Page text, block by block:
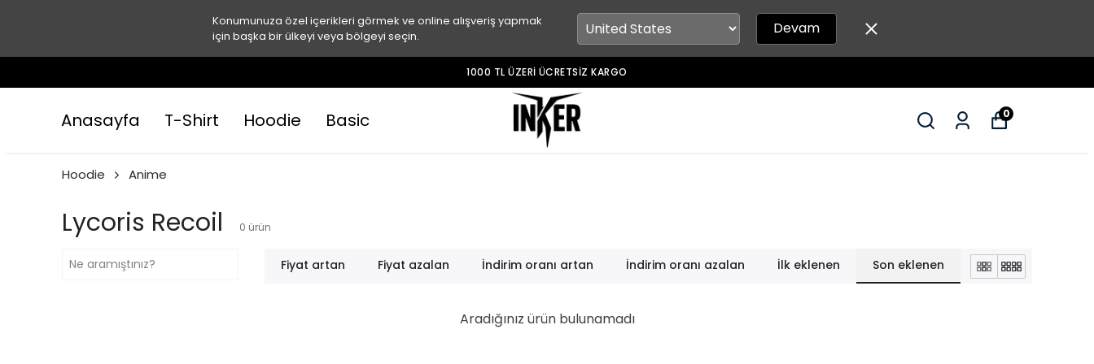
Konumunuza özel içerikleri görmek ve online alışveriş yapmak
için başka bir ülkeyi veya bölgeyi seçin.
Devam
INKER STUDIO’DAN ÖZEL TASARIMLAR!
Anasayfa T-Shirt Hoodie Basic 0
Hoodie Anime
Lycoris Recoil 0 ürün
Fiyat artan Fiyat azalan İndirim oranı artan İndirim oranı azalan İlk eklenen Son eklenen
Aradığınız ürün bulunamadı